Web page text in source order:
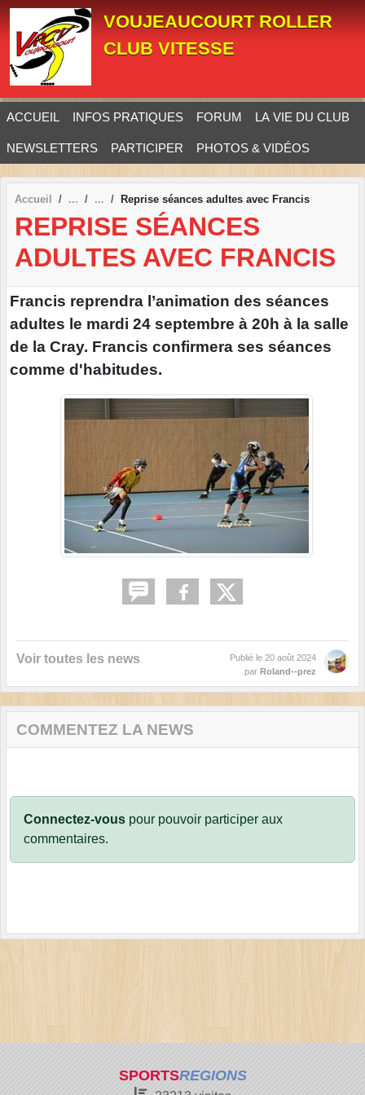
VOUJEAUCOURT ROLLER
CLUB VITESSE
ACCUEIL INFOS PRATIQUES FORUM LA VIE DU CLUB
NEWSLETTERS PARTICIPER PHOTOS & VIDÉOS
Accueil Reprise séances adultes avec Francis
REPRISE SÉANCES
ADULTES AVEC FRANCIS
Francis reprendra l’animation des séances
adultes le mardi 24 septembre à 20h à la salle
de la Cray. Francis confirmera ses séances
comme d'habitudes.
Voir toutes les news Publié le 20 août 2024
par Roland--prez
COMMENTEZ LA NEWS
Connectez-vous pour pouvoir participer aux
commentaires.
SPORTSREGIONS
Panneau de gestion des cookies